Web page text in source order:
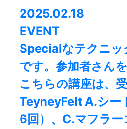
2025.02.18
EVENT
Specialなテクニッ
です。参加者さん
こちらの講座は、
TeyneyFelt A.シー
6回）、C.マフラ